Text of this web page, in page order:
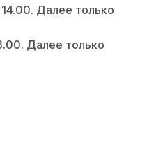
Далее только
Далее только